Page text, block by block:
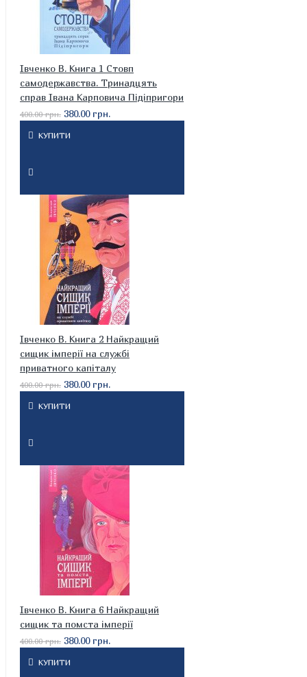
Івченко В. Книга 1 Стовп
самодержавства. Тринадцять
справ Івана Карповича Підіпригори
400.00 грн. 380.00 грн.
КУПИТИ
Івченко В. Книга 2 Найкращий
сищик імперії на службі
приватного капіталу
400.00 грн. 380.00 грн.
КУПИТИ
Івченко В. Книга 6 Найкращий
сищик та помста імперії
400.00 грн. 380.00 грн.
КУПИТИ